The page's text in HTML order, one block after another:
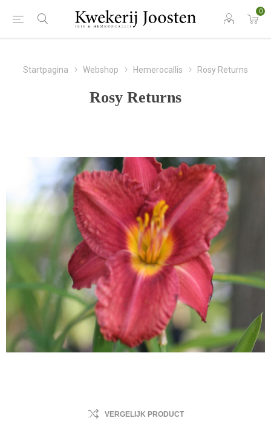
0
Startpagina Webshop Hemerocallis Rosy Returns
Rosy Returns
VERGELIJK PRODUCT